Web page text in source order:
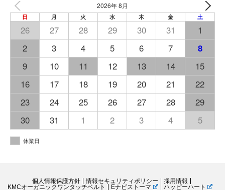
2026年 8月
日 月 火 水 木 金 土
26 27 28 29 30 31
1
2
3 4 5 6 7
8
9
10 11 12 13 14
15
16
17 18 19 20 21
22
23
24 25 26 27 28
29
30
31 1 2 3 4 5
休業日
個人情報保護方針 情報セキュリティポリシー
採用情報
KMCオーガニックワンタッチベルト
Eナビストーマ ハッピーハート